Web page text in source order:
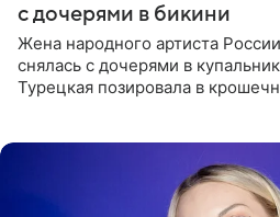
с дочерями в бикини
Жена народного артиста
снялась с дочерями в
Турецкая позировала в